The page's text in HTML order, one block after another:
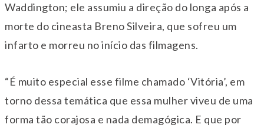
Waddington; ele assumiu a direção do longa após a
morte do cineasta Breno Silveira, que sofreu um
infarto e morreu no início das filmagens.
“É muito especial esse filme chamado ‘Vitória’, em
torno dessa temática que essa mulher viveu de uma
forma tão corajosa e nada demagógica. E que por